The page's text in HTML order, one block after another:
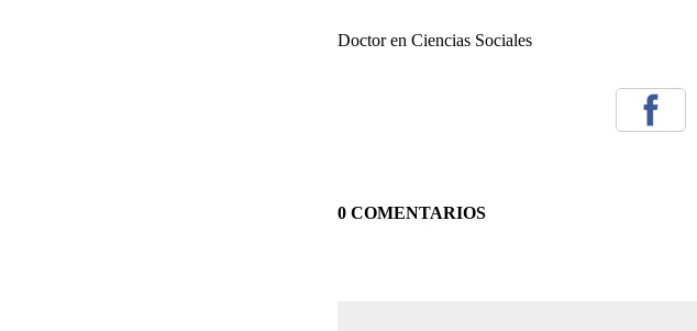
Doctor en Ciencias Sociales
0 COMENTARIOS